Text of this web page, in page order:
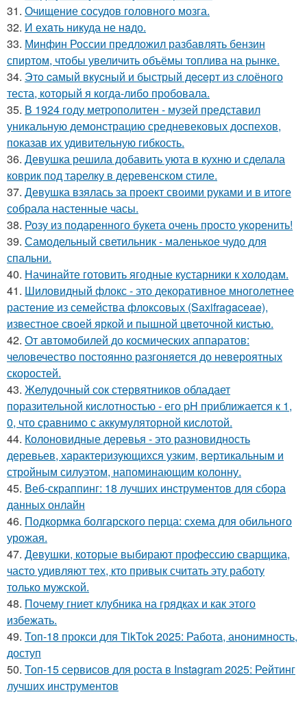
31. Очищение сосудов головного мозга.
32. И еxaть никуда не нaдо.
33. Минфин России предложил разбавлять бензин
спиртом, чтобы увеличить объёмы топлива на рынке.
34. Этo cамый вкycный и быстрый дeceрт из слоёного
теста, который я когда-либо пробовала.
35. В 1924 году метрополитен - музей представил
уникальную демонстрацию средневековых доспехов,
показав их удивительную гибкость.
36. Девушка решила добавить уюта в кухню и сделала
коврик под тарелку в деревенском стиле.
37. Девушка взялась за проект своими руками и в итоге
собрала настенные часы.
38. Розу из подаренного букета очень просто укoренить!
39. Самодельный светильник - маленькое чудо для
спальни.
40. Начинайте готовить ягодные кустарники к холодам.
41. Шиловидный флокс - это декоративное многолетнее
растение из семейства флоксовых (Saxifragaceae),
известное своей яркой и пышной цветочной кистью.
42. От автомобилей до космических аппаратов:
человечество постоянно разгоняется до невероятных
скоростей.
43. Желудочный сок стервятников обладает
поразительной кислотностью - его pH приближается к 1,
0, что сравнимо с аккумуляторной кислотой.
44. Колоновидные деревья - это разновидность
деревьев, характеризующихся узким, вертикальным и
стройным силуэтом, напоминающим колонну.
45. Веб-скраппинг: 18 лучших инструментов для сбора
данных онлайн
46. Подкормка болгарского перца: схема для обильного
урожая.
47. Девушки, которые выбирают профессию сварщика,
часто удивляют тех, кто привык считать эту работу
только мужской.
48. Почему гниет клубника на грядках и как этого
избежать.
49. Топ-18 прокси для TikTok 2025: Работа, анонимность,
доступ
50. Топ-15 сервисов для роста в Instagram 2025: Рейтинг
лучших инструментов